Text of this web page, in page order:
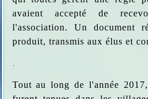
avaient accepté de
l'association. Un document
produit, transmis aux élus et
.
Tout au long de l'année